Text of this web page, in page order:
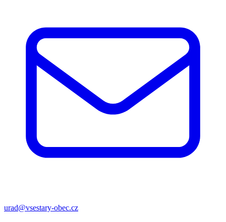
urad@vsestary-obec.cz